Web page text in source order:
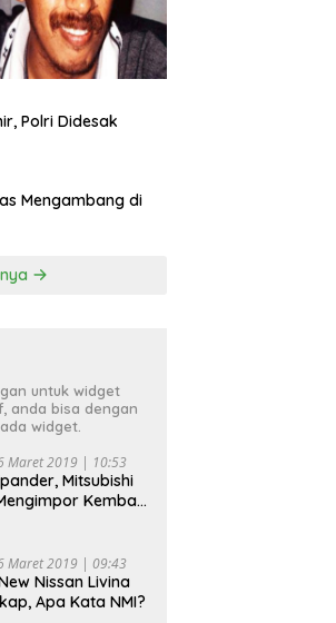
Polri Didesak
Mengambang di
untuk widget
anda bisa dengan
widget.
Maret 2019 | 10:53
Mitsubishi
Kembali
Maret 2019 | 09:43
Nissan Livina
Apa Kata NMI?